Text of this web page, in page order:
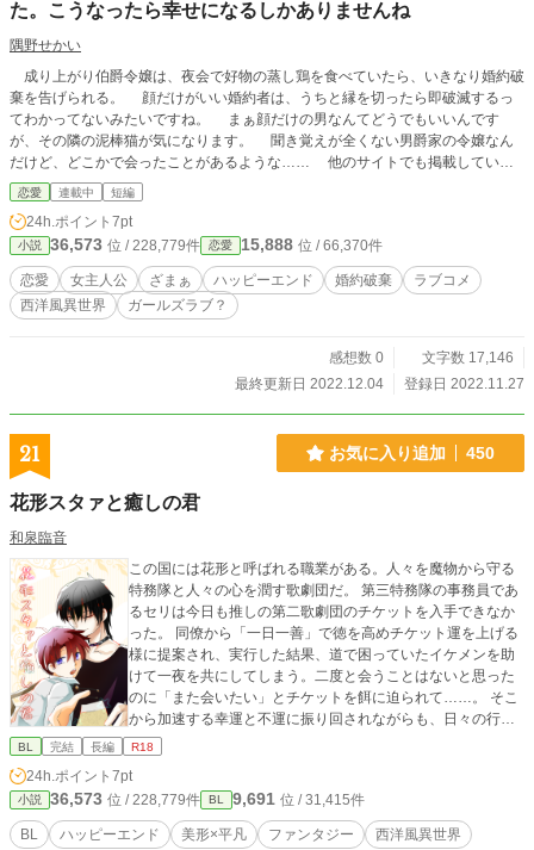
た。こうなったら幸せになるしかありませんね
隅野せかい
成り上がり伯爵令嬢は、夜会で好物の蒸し鶏を食べていたら、いきなり婚約破
棄を告げられる。 顔だけがいい婚約者は、うちと縁を切ったら即破滅するっ
てわかってないみたいですね。 まぁ顔だけの男なんてどうでもいいんです
が、その隣の泥棒猫が気になります。 聞き覚えが全くない男爵家の令嬢なん
だけど、どこかで会ったことがあるような…… 他のサイトでも掲載していま
す。
恋愛 連載中 短編
24h.ポイント 7pt
小説 36,573 位 / 228,779件 恋愛 15,888 位 / 66,370件
恋愛 女主人公 ざまぁ ハッピーエンド 婚約破棄
ラブコメ
西洋風異世界
ガールズラブ？
感想数 0
文字数 17,146
最終更新日 2022.12.04
登録日 2022.11.27
21 お気に入り追加 450
花形スタァと癒しの君
和泉臨音
この国には花形と呼ばれる職業がある。人々を魔物から守る
特務隊と人々の心を潤す歌劇団だ。 第三特務隊の事務員であ
るセリは今日も推しの第二歌劇団のチケットを入手できなか
った。 同僚から「一日一善」で徳を高めチケット運を上げる
様に提案され、実行した結果、道で困っていたイケメンを助
けて一夜を共にしてしまう。二度と会うことはないと思った
のに「また会いたい」とチケットを餌に迫られて……。 そこ
から加速する幸運と不運に振り回されながらも、日々の行い
の良さで幸せを掴む話。 ※遊び人美男子×平凡。本編13話完
BL 完結 長編 R18
24h.ポイント 7pt
小説 36,573 位 / 228,779件 BL 9,691 位 / 31,415件
BL ハッピーエンド 美形×平凡 ファンタジー 西洋風異世界